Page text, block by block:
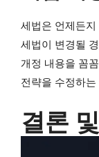
세법은 언제든
세법이 변경될
개정 내용을 꼼
전략을 수정하
결론